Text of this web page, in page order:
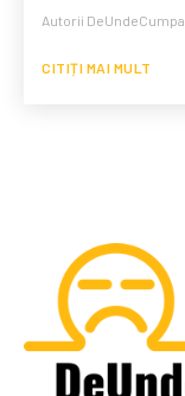
Autorii
CITIȚI MAI MULT